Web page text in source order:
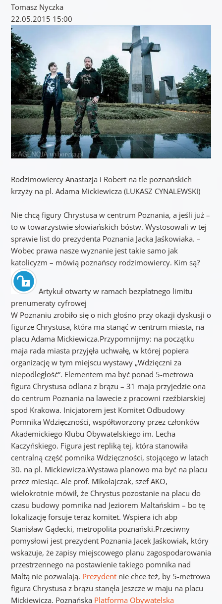
Tomasz Nyczka
22.05.2015 15:00
Rodzimowiercy Anastazja i Robert na tle poznańskich
krzyży na pl. Adama Mickiewicza (LUKASZ CYNALEWSKI)
Nie chcą figury Chrystusa w centrum Poznania, a jeśli już –
to w towarzystwie słowiańskich bóstw. Wystosowali w tej
sprawie list do prezydenta Poznania Jacka Jaśkowiaka. –
Wobec prawa nasze wyznanie jest takie samo jak
katolicyzm – mówią poznańscy rodzimowiercy. Kim są?
Artykuł otwarty w ramach bezpłatnego limitu
prenumeraty cyfrowej
W Poznaniu zrobiło się o nich głośno przy okazji dyskusji o
figurze Chrystusa, która ma stanąć w centrum miasta, na
placu Adama Mickiewicza.Przypomnijmy: na początku
maja rada miasta przyjęła uchwałę, w której popiera
organizację w tym miejscu wystawy „Wdzięczni za
niepodległość”. Elementem ma być ponad 5-metrowa
figura Chrystusa odlana z brązu – 31 maja przyjedzie ona
do centrum Poznania na lawecie z pracowni rzeźbiarskiej
spod Krakowa. Inicjatorem jest Komitet Odbudowy
Pomnika Wdzięczności, współtworzony przez członków
Akademickiego Klubu Obywatelskiego im. Lecha
Kaczyńskiego. Figura jest repliką tej, która stanowiła
centralną część pomnika Wdzięczności, stojącego w latach
30. na pl. Mickiewicza.Wystawa planowo ma być na placu
przez miesiąc. Ale prof. Mikołajczak, szef AKO,
wielokrotnie mówił, że Chrystus pozostanie na placu do
czasu budowy pomnika nad Jeziorem Maltańskim – bo tę
lokalizację forsuje teraz komitet. Wspiera ich abp
Stanisław Gądecki, metropolita poznański.Przeciwny
pomysłowi jest prezydent Poznania Jacek Jaśkowiak, który
wskazuje, że zapisy miejscowego planu zagospodarowania
przestrzennego na postawienie takiego pomnika nad
Maltą nie pozwalają. Prezydentnie chce też, by 5-metrowa
figura Chrystusa z brązu stanęła jeszcze w maju na placu
Mickiewicza. Poznańska Platforma Obywatelska